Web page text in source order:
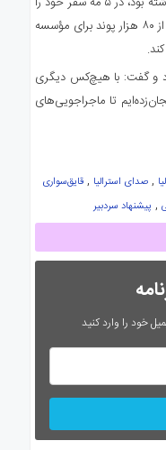
آغاز کرد، ۱۶۵ روز در دریا بود و توانست بیش از ۸۰ هزار پوند برای مؤسسه
و گفت: با هیچ‌کس دیگری
تا ماجراجویی‌های
, صدای استرالیا , قایق‌سواری
, پیشنهاد سردبیر
خود را وارد کنید